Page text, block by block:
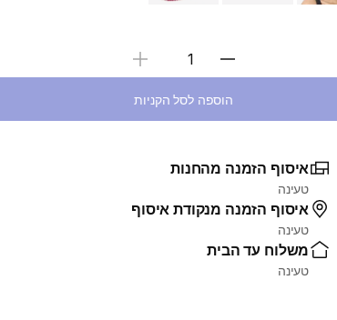
בחירת כמות
הוספה לסל הקניות
איסוף הזמנה מהחנות
טעינה
איסוף הזמנה מנקודת איסוף
טעינה
משלוח עד הבית
טעינה